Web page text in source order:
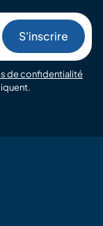
de confidentialité